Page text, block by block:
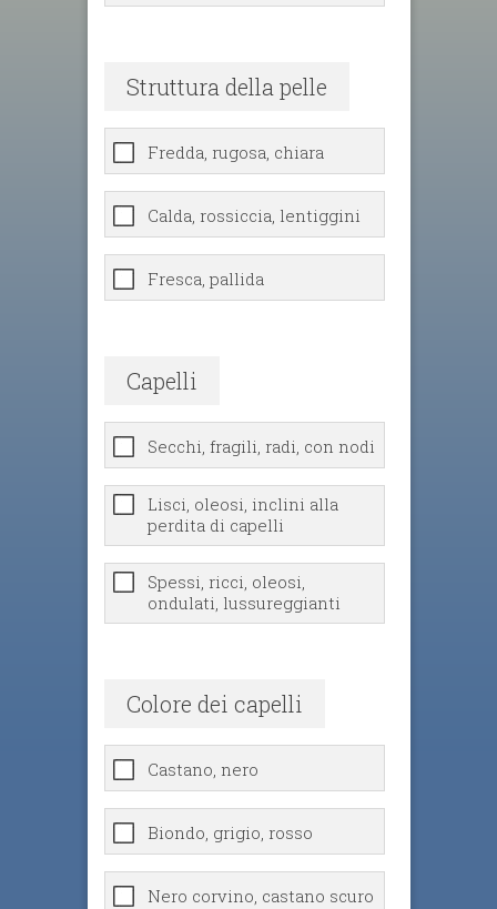
Struttura della pelle
Fredda, rugosa, chiara
Calda, rossiccia, lentiggini
Fresca, pallida
Capelli
Secchi, fragili, radi, con nodi
Lisci, oleosi, inclini alla
perdita di capelli
Spessi, ricci, oleosi,
ondulati, lussureggianti
Colore dei capelli
Castano, nero
Biondo, grigio, rosso
Nero corvino, castano scuro